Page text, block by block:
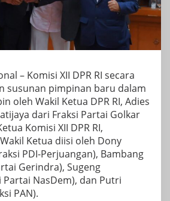
– Komisi XII DPR RI secara
susunan pimpinan baru dalam
oleh Wakil Ketua DPR RI, Adies
dari Fraksi Partai Golkar
Komisi XII DPR RI,
Ketua diisi oleh Dony
PDI-Perjuangan), Bambang
Gerindra), Sugeng
NasDem), dan Putri
PAN).